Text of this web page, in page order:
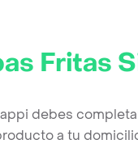
Fritas
debes
a tu